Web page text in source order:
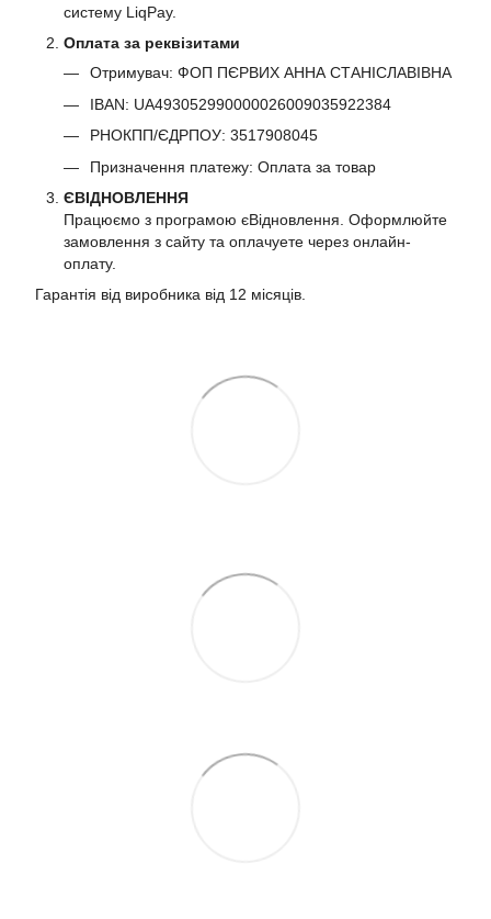
систему LiqPay.
Оплата за реквізитами
Отримувач: ФОП ПЄРВИХ АННА СТАНІСЛАВІВНА
IBAN: UA493052990000026009035922384
РНОКПП/ЄДРПОУ: 3517908045
Призначення платежу: Оплата за товар
ЄВІДНОВЛЕННЯ
Працюємо з програмою єВідновлення. Оформлюйте
замовлення з сайту та оплачуете через онлайн-
оплату.
Гарантія від виробника від 12 місяців.